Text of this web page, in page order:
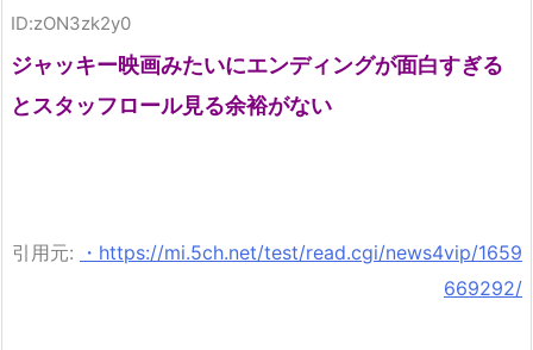
ID:zON3zk2y0
ジャッキー映画みたいにエンディングが面白すぎる
とスタッフロール見る余裕がない
引用元:
・https://mi.5ch.net/test/read.cgi/news4vip/1659
669292/